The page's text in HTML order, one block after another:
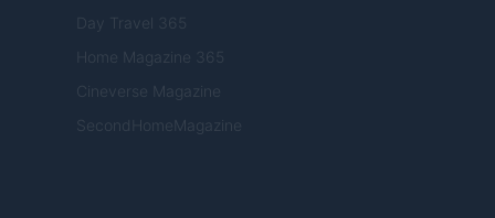
Day Travel 365
Home Magazine 365
Cineverse Magazine
SecondHomeMagazine